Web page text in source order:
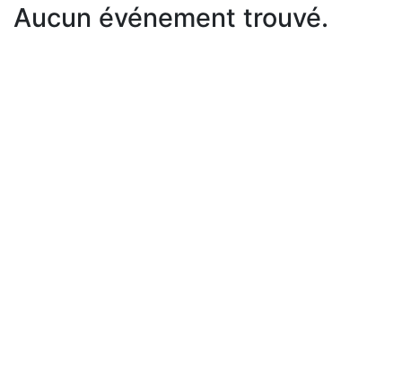
Aucun événement trouvé.